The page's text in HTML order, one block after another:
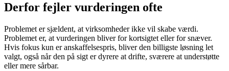
Derfor fejler vurderingen ofte
Problemet er sjældent, at virksomheder ikke vil skabe værdi.
Problemet er, at vurderingen bliver for kortsigtet eller for snæver.
Hvis fokus kun er anskaffelsespris, bliver den billigste løsning let
valgt, også når den på sigt er dyrere at drifte, sværere at understøtte
eller mere sårbar.